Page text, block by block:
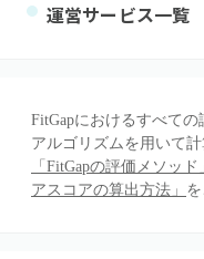
運営サービス一覧
FitGapにおけるすべて
アルゴリズムを用いて
「FitGapの評価メソッド
アスコアの算出方法」